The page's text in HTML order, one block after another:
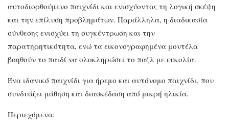
αυτοδιορθούμενο παιχνίδι και ενισχύοντας τη λογική σκέψη
και την επίλυση προβλημάτων. Παράλληλα, η διαδικασία
σύνθεσης ενισχύει τη συγκέντρωση και την
παρατηρητικότητα, ενώ τα εικονογραφημένα μοντέλα
βοηθούν το παιδί να ολοκληρώσει το παζλ με ευκολία.
Ένα ιδανικό παιχνίδι για ήρεμο και αυτόνομο παιχνίδι, που
συνδυάζει μάθηση και διασκέδαση από μικρή ηλικία.
Περιεχόμενα: